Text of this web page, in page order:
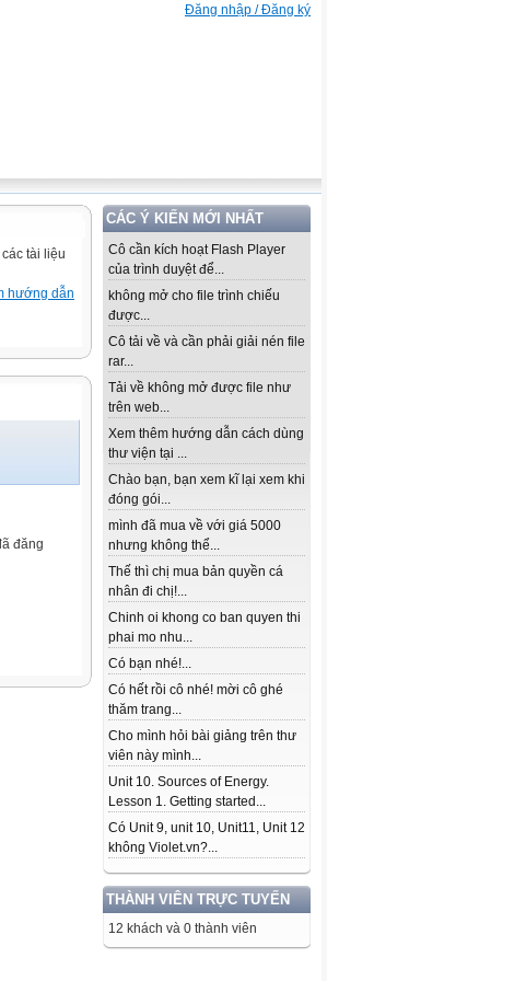
Đăng nhập / Đăng ký
CÁC Ý KIẾN MỚI NHẤT
Cô cần kích hoạt Flash Player
của trình duyệt để...
không mở cho file trình chiếu
được...
Cô tải về và cần phải giải nén file
rar...
Tải về không mở được file như
trên web...
Xem thêm hướng dẫn cách dùng
thư viện tại ...
Chào bạn, bạn xem kĩ lại xem khi
đóng gói...
mình đã mua về với giá 5000
nhưng không thể...
Thế thì chị mua bản quyền cá
nhân đi chị!...
Chinh oi khong co ban quyen thi
phai mo nhu...
Có bạn nhé!...
Có hết rồi cô nhé! mời cô ghé
thăm trang...
Cho mình hỏi bài giảng trên thư
viên này mình...
Unit 10. Sources of Energy.
Lesson 1. Getting started...
Có Unit 9, unit 10, Unit11, Unit 12
không Violet.vn?...
THÀNH VIÊN TRỰC TUYẾN
12 khách và 0 thành viên
tài liệu
hướng dẫn
đăng